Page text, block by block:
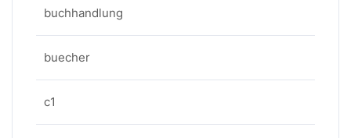
buchhandlung
buecher
c1